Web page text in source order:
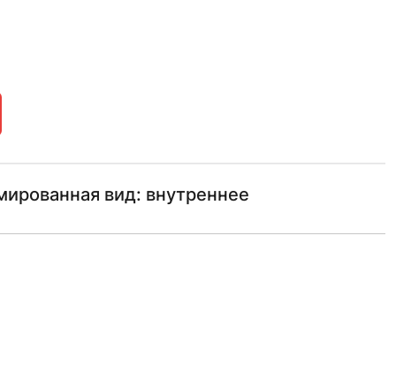
вид: внутреннее